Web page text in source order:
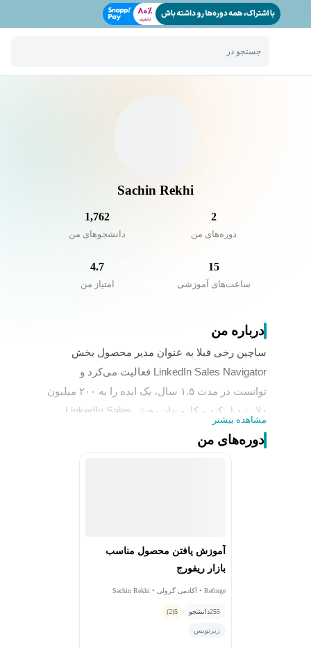
جستجو در
Sachin Rekhi
2
دوره‌های من
1,762
دانشجو‌های من
15
ساعت‌های آموزشی
4.7
امتیاز من
درباره من
ساچین رخی قبلا به عنوان مدیر محصول بخش
LinkedIn Sales Navigator فعالیت می‌کرد و
توانست در مدت ۱.۵ سال، یک ایده را به ۲۰۰ میلیون
دلار تبدیل کند و کارمندان بخش LinkedIn Sales
۱۵۰ مقاله درباره مدیریت محصول و رهبری چاپ
سمت فعلی:
Founder & CEO at Notejoy
Previously LinkedIn, Connected, Feedera
مشاهده بیشتر
دوره‌های من
آموزش یافتن محصول مناسب
بازار ریفورج
Reforge • آکادمی گرولی • Sachin Rekhi
255دانشجو 5
(2)
زیرنویس